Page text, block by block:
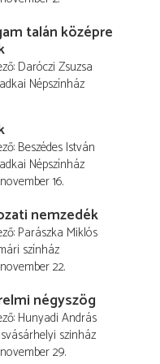
talán középre
Daróczi Zsuzsa
Népszínház
Beszédes István
Népszínház
16.
nemzedék
Parászka Miklós
színház
22.
négyszög
Hunyadi András
szinház
29.